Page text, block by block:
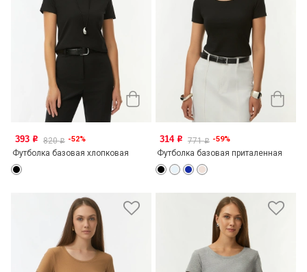
393 o 820o -52%
Футболка базовая хлопковая
314 o 771o -59%
Футболка базовая приталенная